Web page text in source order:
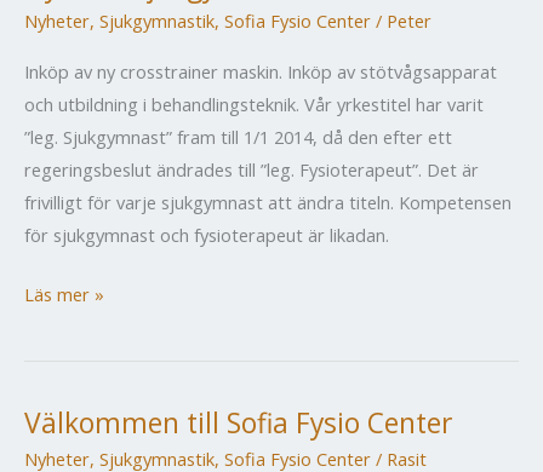
Nyheter, Sjukgymnastik, Sofia Fysio Center / Peter
Inköp av ny crosstrainer maskin. Inköp av stötvågsapparat
och utbildning i behandlingsteknik. Vår yrkestitel har varit
”leg. Sjukgymnast” fram till 1/1 2014, då den efter ett
regeringsbeslut ändrades till ”leg. Fysioterapeut”. Det är
frivilligt för varje sjukgymnast att ändra titeln. Kompetensen
för sjukgymnast och fysioterapeut är likadan.
Nyheter
Läs mer »
Välkommen till Sofia Fysio Center
Nyheter, Sjukgymnastik, Sofia Fysio Center / Rasit